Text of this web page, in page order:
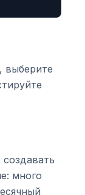
выберите
много